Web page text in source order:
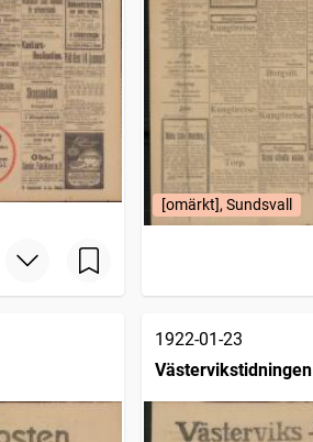
[omärkt], Sundsvall
1922-01-23
Västervikstidningen